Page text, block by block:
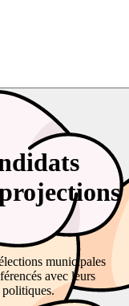
municipales
avec leurs
politiques.